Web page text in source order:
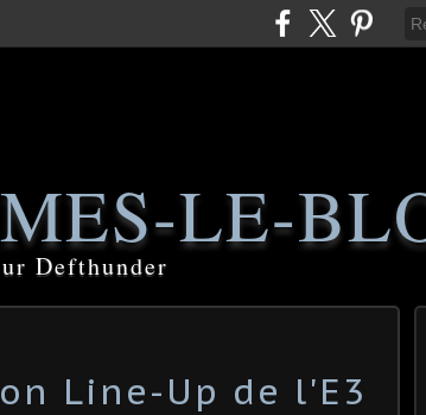
LE-
Defthunder
Line-Up de l'E3